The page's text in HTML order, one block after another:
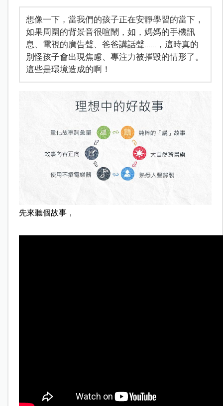
想像一下，當我們的孩子正在安靜學習的當下，
如果周圍的背景音很喧鬧，如，媽媽的手機訊
息、電視的廣告聲、爸爸講話聲......，這時真的
別怪孩子會出現焦慮、專注力被摧毀的情形了。
這些是環境造成的啊！
先來聽個故事，